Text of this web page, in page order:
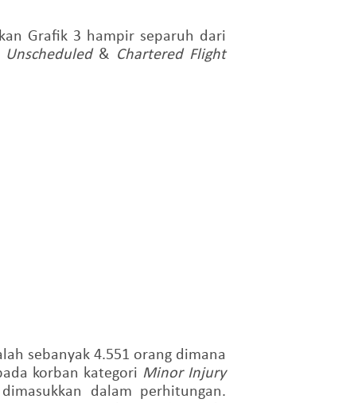
Grafik 3 hampir separuh dari
Unscheduled & Chartered Flight
sebanyak 4.551 orang dimana
korban kategori Minor Injury
dimasukkan dalam perhitungan.